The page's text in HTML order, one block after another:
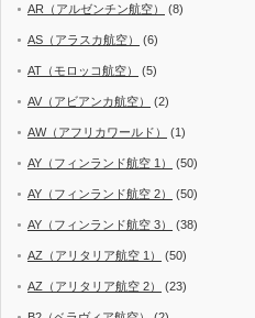
AR（アルゼンチン航空） (8)
AS（アラスカ航空） (6)
AT（モロッコ航空） (5)
AV（アビアンカ航空） (2)
AW（アフリカワールド） (1)
AY（フィンランド航空 1） (50)
AY（フィンランド航空 2） (50)
AY（フィンランド航空 3） (38)
AZ（アリタリア航空 1） (50)
AZ（アリタリア航空 2） (23)